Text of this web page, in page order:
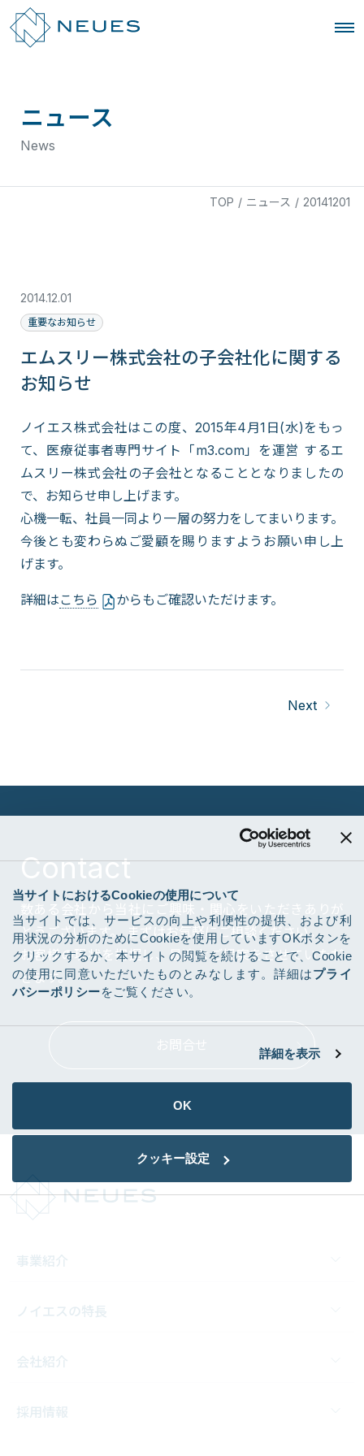
当サイトにおけるCookieの使用について
当サイトでは、サービスの向上や利便性の提供、および利
用状況の分析のためにCookieを使用していますOKボタンを
クリックするか、本サイトの閲覧を続けることで、Cookie
の使用に同意いただいたものとみなします。詳細はプライ
バシーポリシーをご覧ください。
詳細を表示
OK
クッキー設定
ニュース
News
TOP / ニュース / 20141201
2014.12.01
重要なお知らせ
エムスリー株式会社の子会社化に関する
お知らせ
ノイエス株式会社はこの度、2015年4月1日(水)をもっ
て、医療従事者専門サイト「m3.com」を運営 するエ
ムスリー株式会社の子会社となることとなりましたの
で、お知らせ申し上げます。
心機一転、社員一同より一層の努力をしてまいります。
今後とも変わらぬご愛顧を賜りますようお願い申し上
げます。
詳細は こちら からもご確認いただけます。
Next
Contact
とうございます。 まずはお気軽にご相談ください。
お客様の現状を把握し、最適なご提案をさせていただ
きます。
事業紹介
ノイエスの特長
会社紹介
採用情報